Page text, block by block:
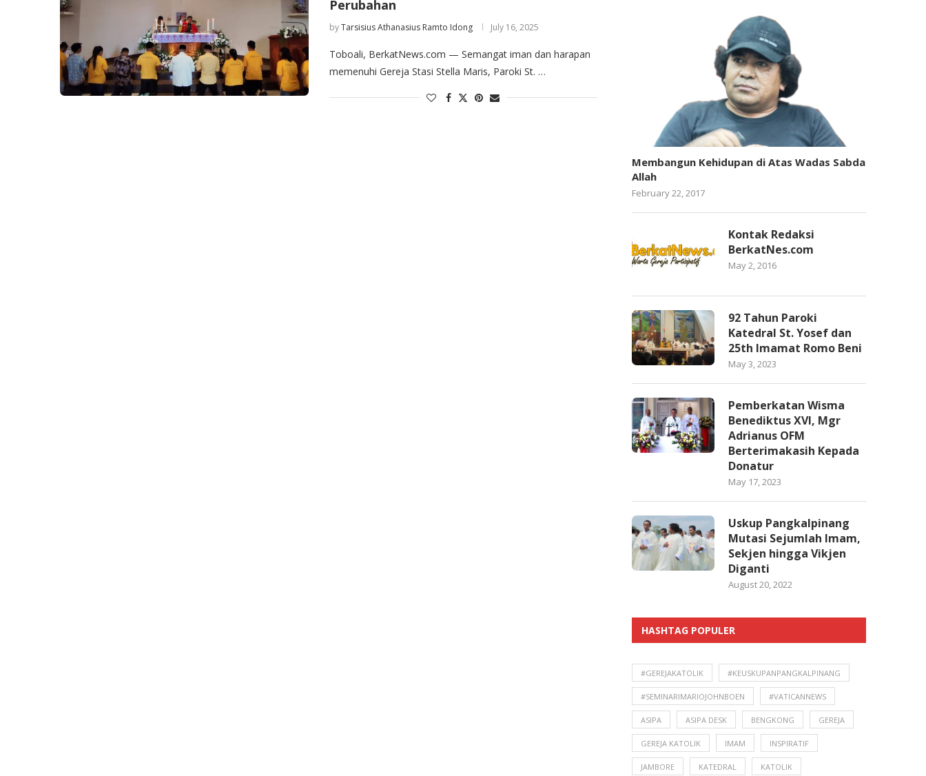
Perubahan
byTarsisius Athanasius Ramto Idong July 16, 2025
Toboali, BerkatNews.com — Semangat iman dan harapan
memenuhi Gereja Stasi Stella Maris, Paroki St. …
Membangun Kehidupan di Atas Wadas Sabda
Allah
February 22, 2017
Kontak Redaksi
BerkatNes.com
May 2, 2016
92 Tahun Paroki
Katedral St. Yosef dan
25th Imamat Romo Beni
May 3, 2023
Pemberkatan Wisma
Benediktus XVI, Mgr
Adrianus OFM
Berterimakasih Kepada
Donatur
May 17, 2023
Uskup Pangkalpinang
Mutasi Sejumlah Imam,
Sekjen hingga Vikjen
Diganti
August 20, 2022
HASHTAG POPULER
#GEREJAKATOLIK #KEUSKUPANPANGKALPINANG
#SEMINARIMARIOJOHNBOEN #VATICANNEWS
ASIPA ASIPA DESK BENGKONG GEREJA
GEREJA KATOLIK IMAM INSPIRATIF
JAMBORE KATEDRAL KATOLIK